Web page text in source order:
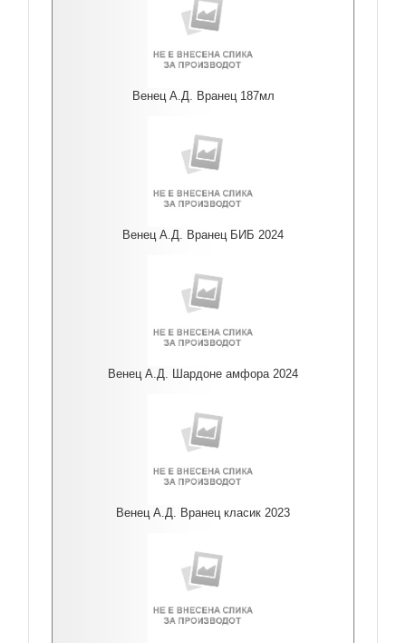
Венец А.Д. Вранец 187мл
Венец А.Д. Вранец БИБ 2024
Венец А.Д. Шардоне амфора 2024
Венец А.Д. Вранец класик 2023